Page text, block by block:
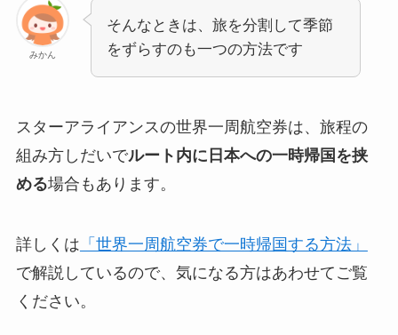
みかん
そんなときは、旅を分割して季節
をずらすのも一つの方法です
スターアライアンスの世界一周航空券は、旅程の
組み方しだいでルート内に日本への一時帰国を挟
める場合もあります。
詳しくは 「世界一周航空券で一時帰国する方法」
で解説しているので、気になる方はあわせてご覧
ください。